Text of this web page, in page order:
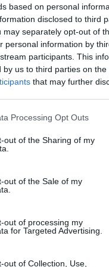
based on personal
disclosed to third
may separately opt-out of
personal information by
participants. This
by us to third parties on the
that may further
Processing Opt Outs
out of the Sharing of my
out of the Sale of my
out of processing my
for Targeted Advertising.
out of Collection, Use,
ο πληθωρισμός τον
στη Φλωρεντία για
δράσης με
στο εφτάζυμο: Η
31χρονος
στην Ελλάδα